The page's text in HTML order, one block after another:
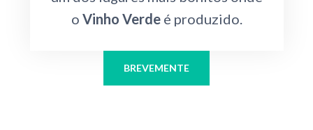
o Vinho Verdeé produzido.
BREVEMENTE